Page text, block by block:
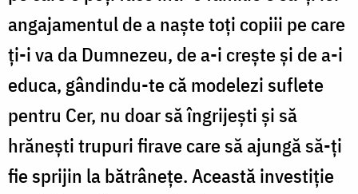
angajamentul de a naște toți copiii pe care
ți-i va da Dumnezeu, de a-i crește și de a-i
educa, gândindu-te că modelezi suflete
pentru Cer, nu doar să îngrijești și să
hrănești trupuri firave care să ajungă să-ți
fie sprijin la bătrânețe. Această investiție